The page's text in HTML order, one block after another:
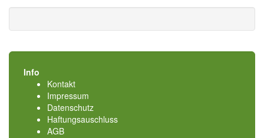
Info
Kontakt
Impressum
Datenschutz
Haftungsauschluss
AGB